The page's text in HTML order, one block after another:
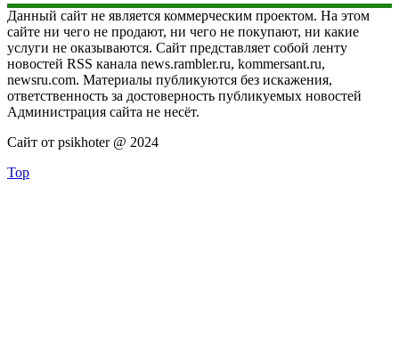
Данный сайт не является коммерческим проектом. На этом
сайте ни чего не продают, ни чего не покупают, ни какие
услуги не оказываются. Сайт представляет собой ленту
новостей RSS канала news.rambler.ru, kommersant.ru,
newsru.com. Материалы публикуются без искажения,
ответственность за достоверность публикуемых новостей
Администрация сайта не несёт.
Сайт от psikhoter @ 2024
Top